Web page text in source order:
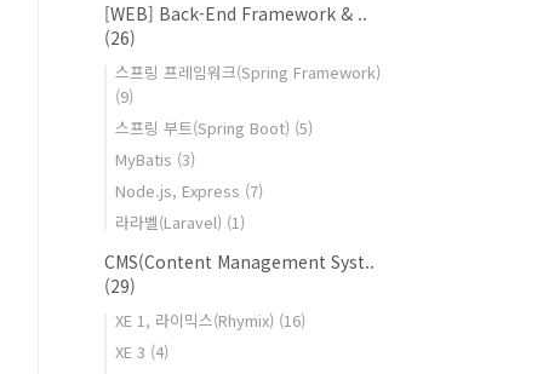
[WEB] Back-End Framework & ..
(26)
스프링 프레임워크(Spring Framework)
(9)
스프링 부트(Spring Boot) (5)
MyBatis (3)
Node.js, Express (7)
라라벨(Laravel) (1)
CMS(Content Management Syst..
(29)
XE 1, 라이믹스(Rhymix) (16)
XE 3 (4)